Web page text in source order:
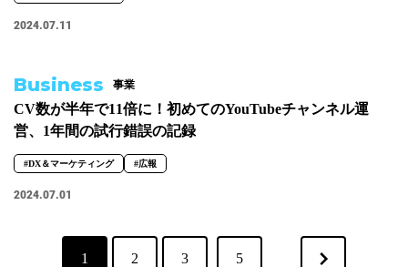
2024.07.11
Business 事業
CV数が半年で11倍に！初めてのYouTubeチャンネル運
営、1年間の試行錯誤の記録
#DX＆マーケティング #広報
2024.07.01
1 2 3 5